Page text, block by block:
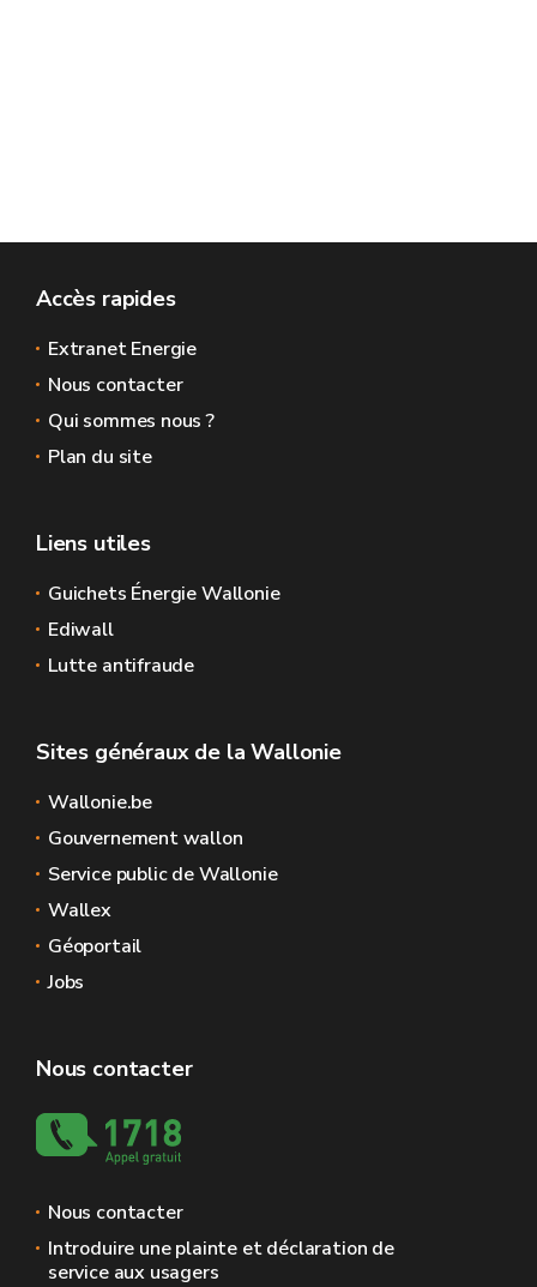
Accès rapides
Extranet Energie
Nous contacter
Qui sommes nous ?
Plan du site
Liens utiles
Guichets Énergie Wallonie
Ediwall
Lutte antifraude
Sites généraux de la Wallonie
Wallonie.be
Gouvernement wallon
Service public de Wallonie
Wallex
Géoportail
Jobs
Nous contacter
Nous contacter
Introduire une plainte et déclaration de
service aux usagers